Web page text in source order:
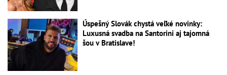
Úspešný Slovák chystá veľké novinky:
Luxusná svadba na Santorini aj tajomná
šou v Bratislave!